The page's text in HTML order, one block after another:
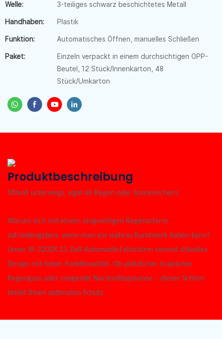
Welle:
3-teiliges schwarz beschichtetes Metall
Handhaben: Plastik
Funktion: Automatisches Öffnen, manuelles Schließen
Paket:
Einzeln verpackt in einem durchsichtigen OPP-
Beutel, 12 Stück/Innenkarton, 48
Stück/Umkarton
Produktbeschreibung
Stilvoll unterwegs, egal ob Regen oder Sonnenschein!
Warum sich mit einem langweiligen Regenschirm
zufriedengeben, wenn man ein wahres Kunstwerk haben kann?
Unser IR-3202R 21-Zoll-Automatik-Faltschirm vereint stilvolles
Design mit hoher Funktionalität. Ob plötzlicher tropischer
Regenguss oder sengende Nachmittagssonne – dieser Schirm
bietet Ihnen optimalen Schutz.